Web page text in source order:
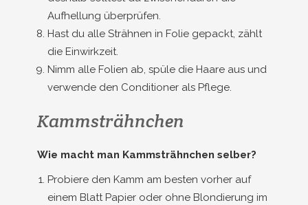
Aufhellung überprüfen.
Hast du alle Strähnen in Folie gepackt, zählt
die Einwirkzeit.
Nimm alle Folien ab, spüle die Haare aus und
verwende den Conditioner als Pflege.
Kammsträhnchen
Wie macht man Kammsträhnchen selber?
Probiere den Kamm am besten vorher auf
einem Blatt Papier oder ohne Blondierung im